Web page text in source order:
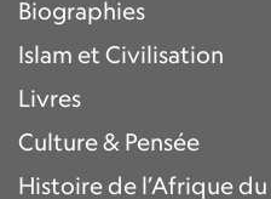
Biographies
Islam et Civilisation
Livres
Culture & Pensée
Histoire de l’Afrique